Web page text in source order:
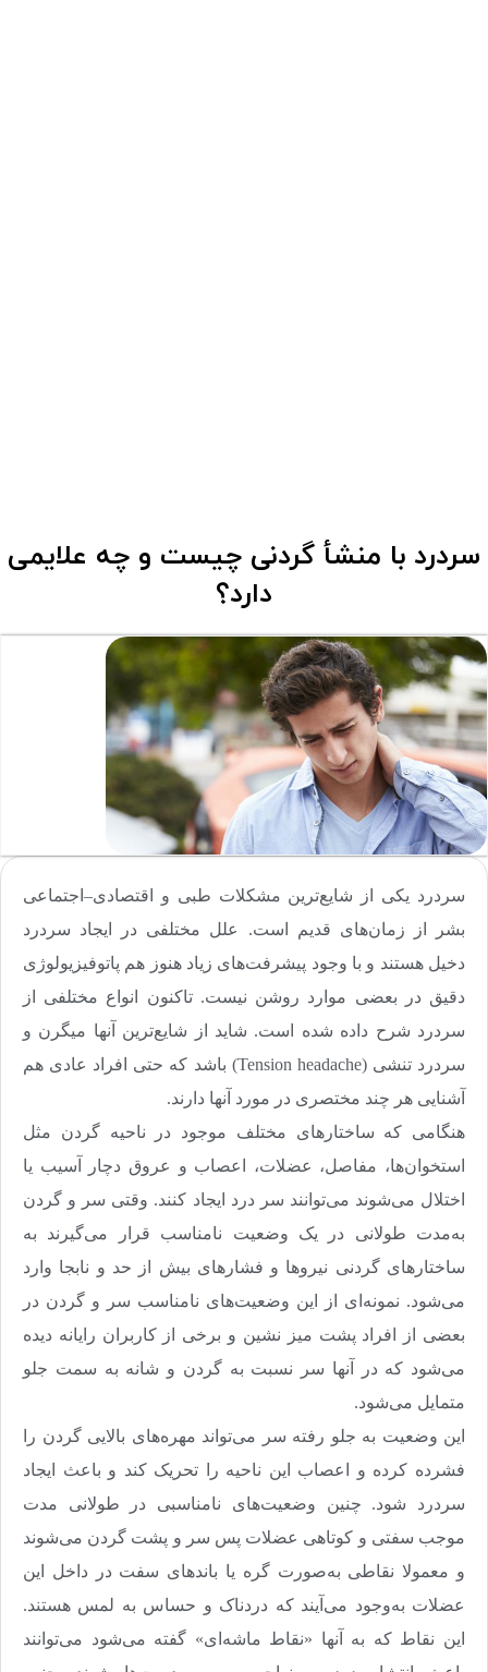
سردرد با منشأ گردنی چیست و چه علایمی
دارد؟
سردرد یکی از شایع‌ترین مشکلات طبی و اقتصادی–اجتماعی
بشر از زمان‌های قدیم است. علل مختلفی در ایجاد سردرد
دخیل هستند و با وجود پیشرفت‌های زیاد هنوز هم پاتوفیزیولوژی
دقیق در بعضی موارد روشن نیست. تاکنون انواع مختلفی از
سردرد شرح داده شده است. شاید از شایع‌ترین آنها میگرن و
سردرد تنشی (Tension headache) باشد که حتی افراد عادی هم
آشنایی هر چند مختصری در مورد آنها دارند.
هنگامی که ساختارهای مختلف موجود در ناحیه گردن مثل
استخوان‌ها، مفاصل، عضلات، اعصاب و عروق دچار آسیب یا
اختلال می‌شوند می‌توانند سر درد ایجاد کنند. وقتی سر و گردن
به‌مدت طولانی در یک وضعیت نامناسب قرار می‌گیرند به
ساختارهای گردنی نیروها و فشارهای بیش از حد و نابجا وارد
می‌شود. نمونه‌ای از این وضعیت‌های نامناسب سر و گردن در
بعضی از افراد پشت میز نشین و برخی از کاربران رایانه دیده
می‌شود که در آنها سر نسبت به گردن و شانه به سمت جلو
متمایل می‌شود.
این وضعیت به جلو رفته سر می‌تواند مهره‌های بالایی گردن را
فشرده کرده و اعصاب این ناحیه را تحریک کند و باعث ایجاد
سردرد شود. چنین وضعیت‌های نامناسبی در طولانی مدت
موجب سفتی و کوتاهی عضلات پس سر و پشت گردن می‌شوند
و معمولا نقاطی به‌صورت گره یا باندهای سفت در داخل این
عضلات به‌وجود می‌آیند که دردناک و حساس به لمس هستند.
این نقاط که به آنها «نقاط ماشه‌ای» گفته می‌شود می‌توانند